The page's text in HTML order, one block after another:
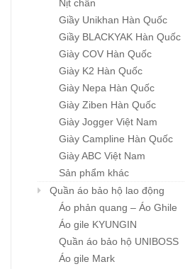
Nịt chân
Giầy Unikhan Hàn Quốc
Giầy BLACKYAK Hàn Quốc
Giày COV Hàn Quốc
Giày K2 Hàn Quốc
Giày Nepa Hàn Quốc
Giày Ziben Hàn Quốc
Giày Jogger Việt Nam
Giày Campline Hàn Quốc
Giày ABC Việt Nam
Sản phẩm khác
Quần áo bảo hộ lao động
Áo phản quang – Áo Ghile
Áo gile KYUNGIN
Quần áo bảo hộ UNIBOSS
Áo gile Mark